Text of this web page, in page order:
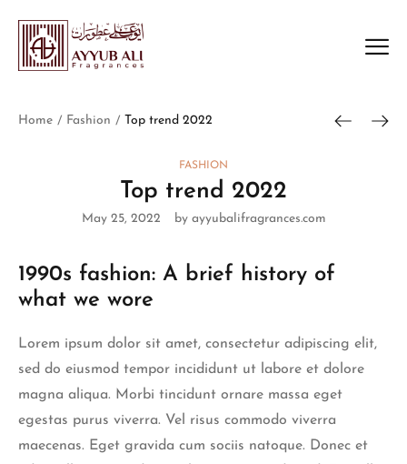
Home / Fashion / Top trend 2022
FASHION
Top trend 2022
May 25, 2022 by ayyubalifragrances.com
1990s fashion: A brief history of
what we wore
Lorem ipsum dolor sit amet, consectetur adipiscing elit,
sed do eiusmod tempor incididunt ut labore et dolore
magna aliqua. Morbi tincidunt ornare massa eget
egestas purus viverra. Vel risus commodo viverra
maecenas. Eget gravida cum sociis natoque. Donec et